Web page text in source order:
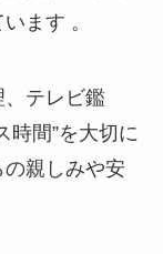
ます 。
テレビ鑑
時間”を大切に
親しみや安